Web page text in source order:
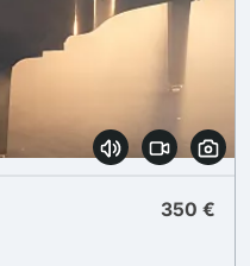
350 €